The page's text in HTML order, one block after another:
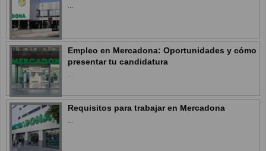
...
Empleo en Mercadona: Oportunidades y cómo
presentar tu candidatura
...
Requisitos para trabajar en Mercadona
...